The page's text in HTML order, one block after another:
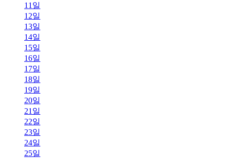
11일
12일
13일
14일
15일
16일
17일
18일
19일
20일
21일
22일
23일
24일
25일